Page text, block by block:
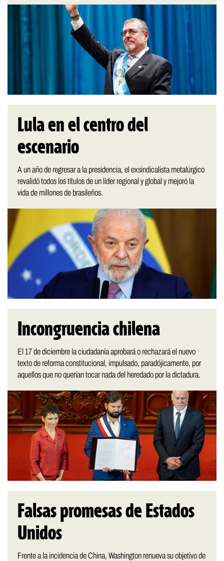
Lula en el centro del
escenario
A un año de regresar a la presidencia, el exsindicalista metalúrgico
revalidó todos los títulos de un líder regional y global y mejoró la
vida de millones de brasileños.
Incongruencia chilena
El 17 de diciembre la ciudadanía aprobará o rechazará el nuevo
texto de reforma constitucional, impulsado, paradójicamente, por
aquellos que no querían tocar nada del heredado por la dictadura.
Falsas promesas de Estados
Unidos
Frente a la incidencia de China, Washington renueva su objetivo de